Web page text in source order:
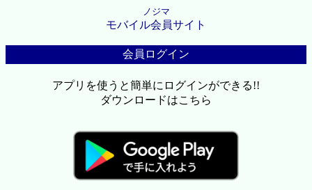
ノジマ
モバイル会員サイト
会員ログイン
アプリを使うと簡単にログインができる!!
ダウンロードはこちら